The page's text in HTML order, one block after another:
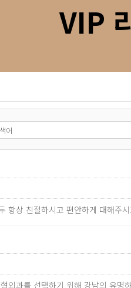
VIP
항상 친절하시고 편안하게 대해
외과를 선택하기 위해 강남의 유